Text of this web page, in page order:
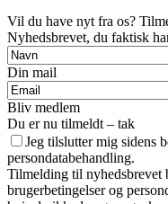
Vil du have nyt fra os?
Nyhedsbrevet, du faktisk
Din mail
Bliv medlem
Du er nu tilmeldt – tak
Jeg tilslutter mig sidens
persondatabehandling.
Tilmelding til nyhedsbrevet
brugerbetingelser og